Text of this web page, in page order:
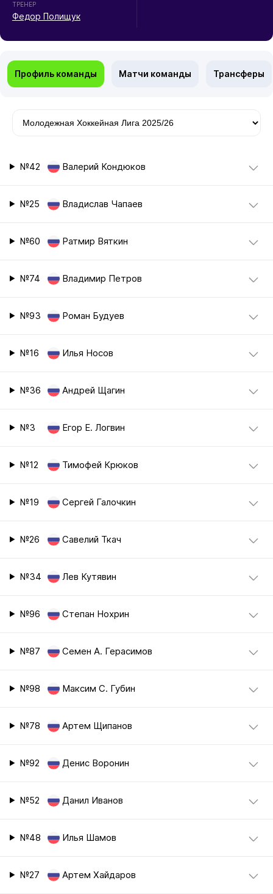
ТРЕНЕР
Федор Полищук
Профиль команды Матчи команды Трансферы
№42 Валерий Кондюков
№25 Владислав Чапаев
№60 Ратмир Вяткин
№74 Владимир Петров
№93 Роман Будуев
№16 Илья Носов
№36 Андрей Щагин
№3 Егор Е. Логвин
№12 Тимофей Крюков
№19 Сергей Галочкин
№26 Савелий Ткач
№34 Лев Кутявин
№96 Степан Нохрин
№87 Семен А. Герасимов
№98 Максим С. Губин
№78 Артем Щипанов
№92 Денис Воронин
№52 Данил Иванов
№48 Илья Шамов
№27 Артем Хайдаров